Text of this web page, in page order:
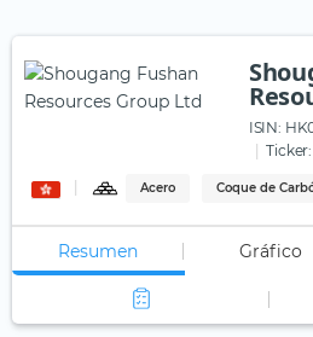
ISIN:
Ticker:
Acero Coque de
Resumen Gráfico